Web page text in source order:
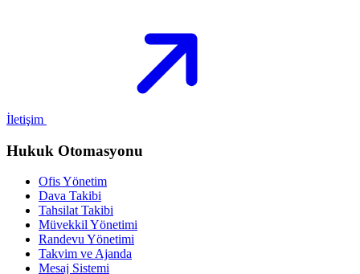
İletişim
Hukuk Otomasyonu
Ofis Yönetim
Dava Takibi
Tahsilat Takibi
Müvekkil Yönetimi
Randevu Yönetimi
Takvim ve Ajanda
Mesaj Sistemi